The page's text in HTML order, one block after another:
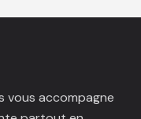
vous accompagne